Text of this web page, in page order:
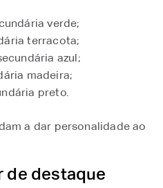
verde;
terracota;
azul;
madeira;
preto.
a dar personalidade ao
de destaque